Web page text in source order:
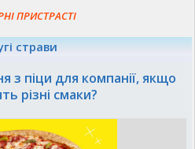
ПРИСТРАСТІ
страви
з піци для компанії, якщо
різні смаки?